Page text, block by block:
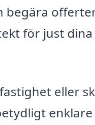
begära
för just dina
eller
enklare